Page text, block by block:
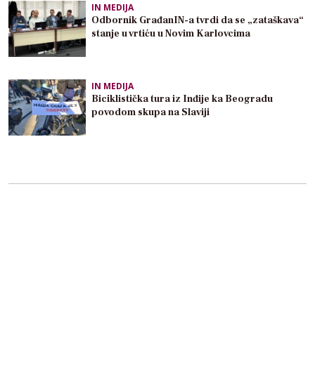
IN MEDIJA
Odbornik GrađanIN-a tvrdi da se „zataškava“
stanje u vrtiću u Novim Karlovcima
IN MEDIJA
Biciklistička tura iz Inđije ka Beogradu
povodom skupa na Slaviji